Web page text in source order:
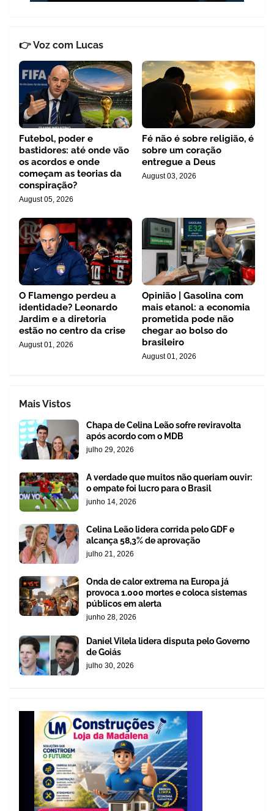
👉 Voz com Lucas
Futebol, poder e
bastidores: até onde vão
os acordos e onde
começam as teorias da
conspiração?
August 05, 2026
Fé não é sobre religião, é
sobre um coração
entregue a Deus
August 03, 2026
O Flamengo perdeu a
identidade? Leonardo
Jardim e a diretoria
estão no centro da crise
August 01, 2026
Opinião | Gasolina com
mais etanol: a economia
prometida pode não
chegar ao bolso do
brasileiro
August 01, 2026
Mais Vistos
Chapa de Celina Leão sofre reviravolta
após acordo com o MDB
julho 29, 2026
A verdade que muitos não queriam ouvir:
o empate foi lucro para o Brasil
junho 14, 2026
Celina Leão lidera corrida pelo GDF e
alcança 58,3% de aprovação
julho 21, 2026
Onda de calor extrema na Europa já
provoca 1.000 mortes e coloca sistemas
públicos em alerta
junho 28, 2026
Daniel Vilela lidera disputa pelo Governo
de Goiás
julho 30, 2026